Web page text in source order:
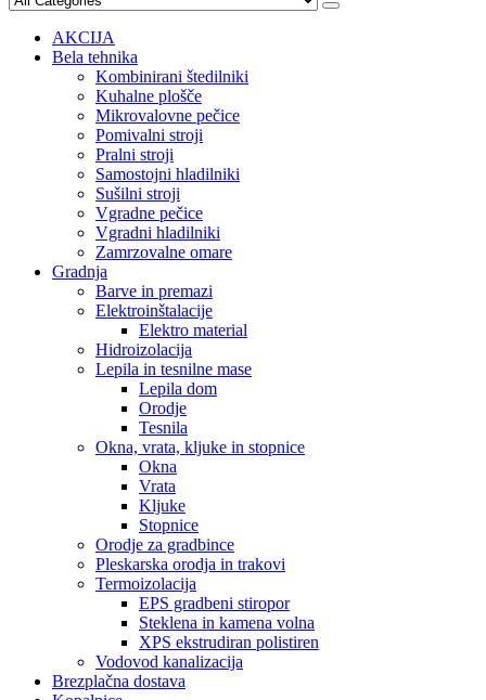
AKCIJA
Bela tehnika
Kombinirani štedilniki
Kuhalne plošče
Mikrovalovne pečice
Pomivalni stroji
Pralni stroji
Samostojni hladilniki
Sušilni stroji
Vgradne pečice
Vgradni hladilniki
Zamrzovalne omare
Gradnja
Barve in premazi
Elektroinštalacije
Elektro material
Hidroizolacija
Lepila in tesnilne mase
Lepila dom
Orodje
Tesnila
Okna, vrata, kljuke in stopnice
Okna
Vrata
Kljuke
Stopnice
Orodje za gradbince
Pleskarska orodja in trakovi
Termoizolacija
EPS gradbeni stiropor
Steklena in kamena volna
XPS ekstrudiran polistiren
Vodovod kanalizacija
Brezplačna dostava